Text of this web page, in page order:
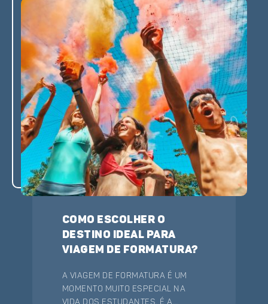
sua viagem para conhecer a
Cascanéia, o melhor parque
aquático do Sul do Brasil.
Confira!
Como escolher o
destino ideal para
viagem de formatura?
A viagem de formatura é um
momento muito especial na
vida dos estudantes. É a